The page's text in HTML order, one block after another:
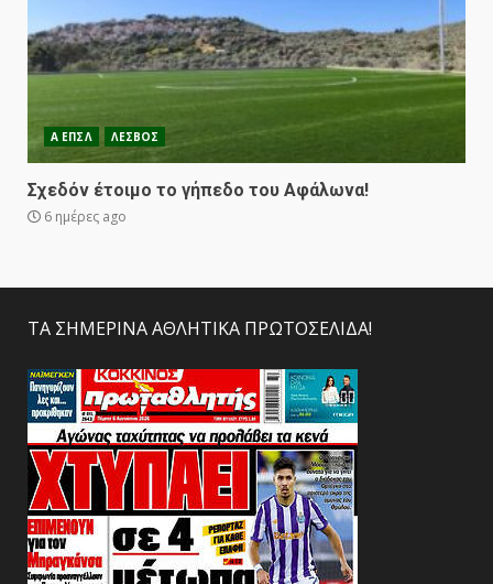
Α ΕΠΣΛ ΛΕΣΒΟΣ
Σχεδόν έτοιμο το γήπεδο του Αφάλωνα!
6 ημέρες ago
ΤΑ ΣΗΜΕΡΙΝΑ ΑΘΛΗΤΙΚΑ ΠΡΩΤΟΣΕΛΙΔΑ!